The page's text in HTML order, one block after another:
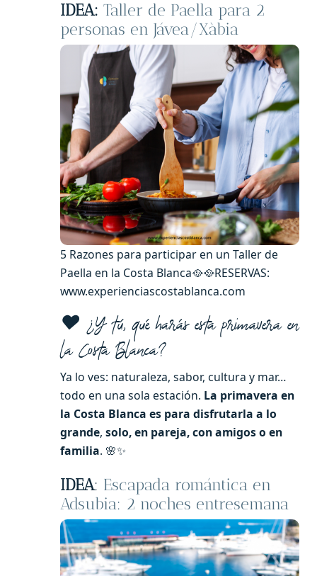
IDEA: Taller de Paella para 2
personas en Jávea/Xàbia
5 Razones para participar en un Taller de
Paella en la Costa Blanca🥘🥘RESERVAS:
www.experienciascostablanca.com
❤️ ¿Y tú, qué harás esta primavera en
la Costa Blanca?
Ya lo ves: naturaleza, sabor, cultura y mar…
todo en una sola estación. La primavera en
la Costa Blanca es para disfrutarla a lo
grande, solo, en pareja, con amigos o en
familia. 🌸✨
IDEA: Escapada romántica en
Adsubia: 2 noches entresemana